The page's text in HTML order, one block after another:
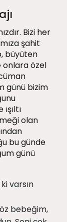
Bizi her
şahit
büyüten
onlara özel
günü bizim
olan
bu günde
günü
varsın
bebeğim,